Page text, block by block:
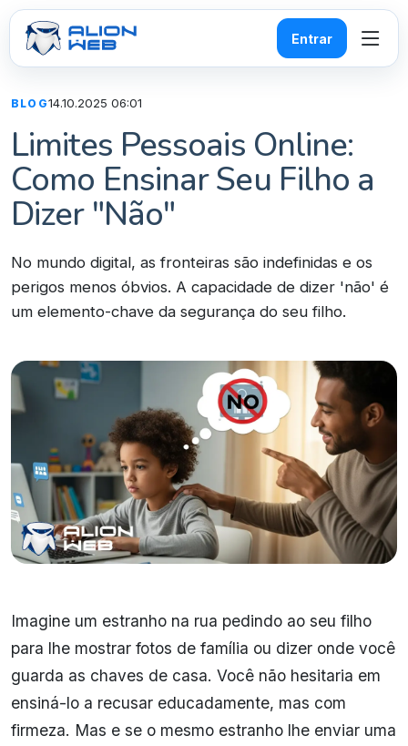
Entrar
BLOG14.10.2025 06:01
Limites Pessoais Online:
Como Ensinar Seu Filho a
Dizer "Não"
No mundo digital, as fronteiras são indefinidas e os
perigos menos óbvios. A capacidade de dizer 'não' é
um elemento-chave da segurança do seu filho.
Imagine um estranho na rua pedindo ao seu filho
para lhe mostrar fotos de família ou dizer onde você
guarda as chaves de casa. Você não hesitaria em
ensiná-lo a recusar educadamente, mas com
firmeza. Mas e se o mesmo estranho lhe enviar uma